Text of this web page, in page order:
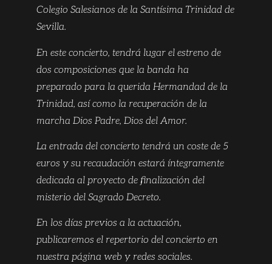
Colegio Salesianos de la Santísima Trinidad de
Sevilla.
En este concierto, tendrá lugar el estreno de
dos composiciones que la banda ha
preparado para la querida Hermandad de la
Trinidad, así como la recuperación de la
marcha Dios Padre, Dios del Amor.
La entrada del concierto tendrá un coste de 5
euros y su recaudación estará íntegramente
dedicada al proyecto de finalización del
misterio del Sagrado Decreto.
En los días previos a la actuación,
publicaremos el repertorio del concierto en
nuestra página web y redes sociales.